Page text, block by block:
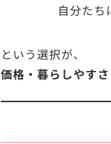
自分たち
という選択が、
価格・暮らしやす